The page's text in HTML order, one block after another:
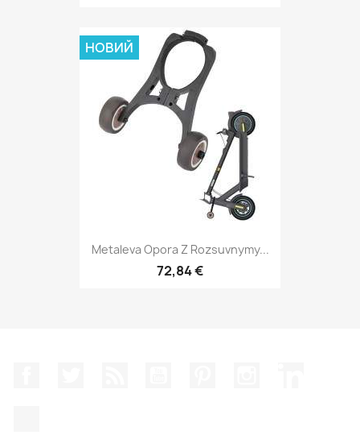
Metaleva Opora Z Rozsuvnymy...
72,84 €
НОВИЙ